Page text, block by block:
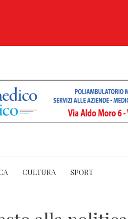
CULTURA SPORT